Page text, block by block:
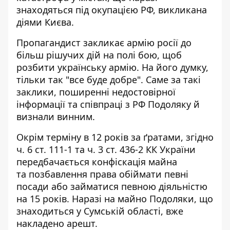
знаходяться під окупацією РФ, викликана
діями Києва.
Пропагандист закликає армію росії до
більш рішучих дій на полі бою, щоб
розбити українську армію. На його думку,
тільки так "все буде добре". Саме за такі
заклики, поширенні недостовірної
інформації та співпраці з РФ Подоляку й
визнали винним.
Окрім терміну в 12 років за ґратами, згідно
ч. 6 ст. 111-1 та ч. 3 ст. 436-2 КК України
передбачається конфіскація майна
та позбавлення права обіймати певні
посади або займатися певною діяльністю
на 15 років. Наразі на майно Подоляки, що
знаходиться у Сумській області, вже
накладено арешт.